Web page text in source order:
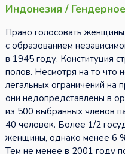
Индонезия /
Право голосовать
с образованием
в 1945 году. Конституция
полов. Несмотря на то что
легальных ограничений на
они недопредставлены в
из 500 выбранных членов
40 человек. Более 1/2
женщины, однако менее 6
Тем не менее в 2001 году